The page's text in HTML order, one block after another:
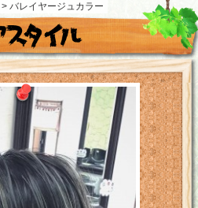
> バレイヤージュカラー